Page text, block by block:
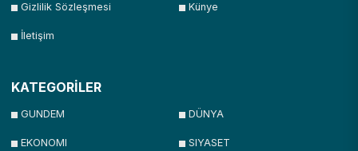
Gizlilik Sözleşmesi Künye
İletişim
KATEGORİLER
GUNDEM DÜNYA
EKONOMI SIYASET